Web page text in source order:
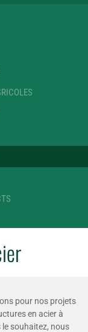
pour nos projets
en acier à
souhaitez, nous